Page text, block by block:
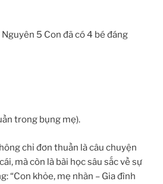
5 Con đã có 4 bé đáng
trong bụng mẹ).
chỉ đơn thuần là câu chuyện
mà còn là bài học sâu sắc về sự
“Con khỏe, mẹ nhàn – Gia đình